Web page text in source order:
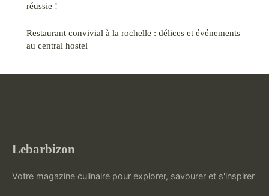
réussie !
Restaurant convivial à la rochelle : délices et événements
au central hostel
Lebarbizon
Votre magazine culinaire pour explorer, savourer et s'inspirer